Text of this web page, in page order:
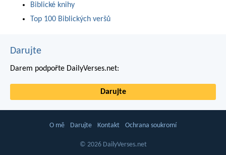
Biblické knihy
Top 100 Biblických veršů
Darujte
Darem podpořte DailyVerses.net:
Darujte
O mě Darujte Kontakt Ochrana soukromí
© 2026 DailyVerses.net